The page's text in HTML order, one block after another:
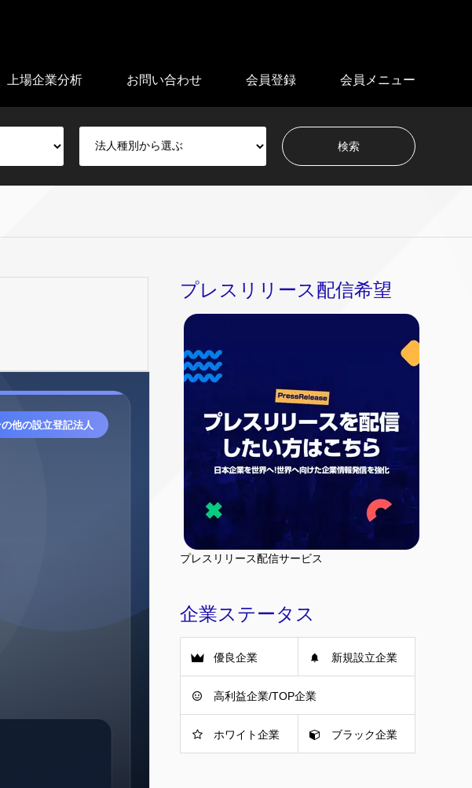
上場企業分析 お問い合わせ 会員登録 会員メニュー
プレスリリース配信希望
プレスリリース配信サービス
企業ステータス
優良企業 新規設立企業
高利益企業/TOP企業
ホワイト企業 ブラック企業